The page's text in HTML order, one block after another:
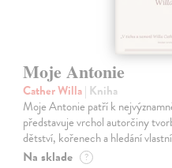
Moje Antonie
Cather Willa| Kniha
Moje Antonie patří k
představuje vrchol autorčiny
dětství, kořenech a hledání
Na sklade ?